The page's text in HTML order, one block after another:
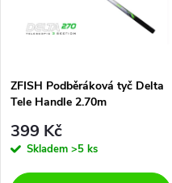
ů
ZFISH Podběráková tyč Delta
Tele Handle 2.70m
399 Kč
Skladem >5 ks